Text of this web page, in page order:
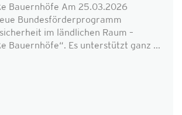
Bauernhöfe Am 25.03.2026
Bundesförderprogramm
im ländlichen Raum –
Bauernhöfe“. Es unterstützt ganz ...